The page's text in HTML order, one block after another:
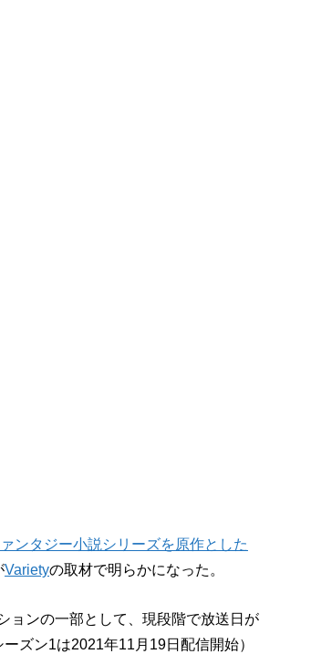
ンタジー小説シリーズを原作とした
Varietyの取材で明らかになった。
ョンの一部として、現段階で放送日が
ズン1は2021年11月19日配信開始）